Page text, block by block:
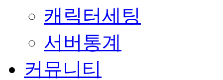
캐릭터세팅
서버통계
커뮤니티